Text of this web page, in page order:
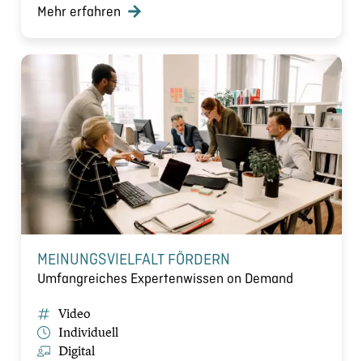
Mehr erfahren
MEINUNGSVIELFALT FÖRDERN
Umfangreiches Expertenwissen on Demand
Video
Individuell
Digital